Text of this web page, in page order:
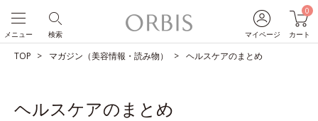
マイページ
0
カート
検索
メニュー
TOP マガジン（美容情報・読み物） ヘルスケアのまとめ
ヘルスケアのまとめ